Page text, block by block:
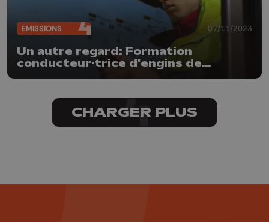
ÉMISSIONS 07/11/2023
Un autre regard: Formation
conducteur·trice d'engins de
CHARGER PLUS